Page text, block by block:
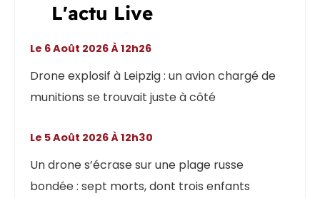
L'actu Live
Drone explosif à Leipzig : un avion chargé de
munitions se trouvait juste à côté
Le 6 Août 2026 À 12h26
Un drone s’écrase sur une plage russe
bondée : sept morts, dont trois enfants
Le 5 Août 2026 À 12h30